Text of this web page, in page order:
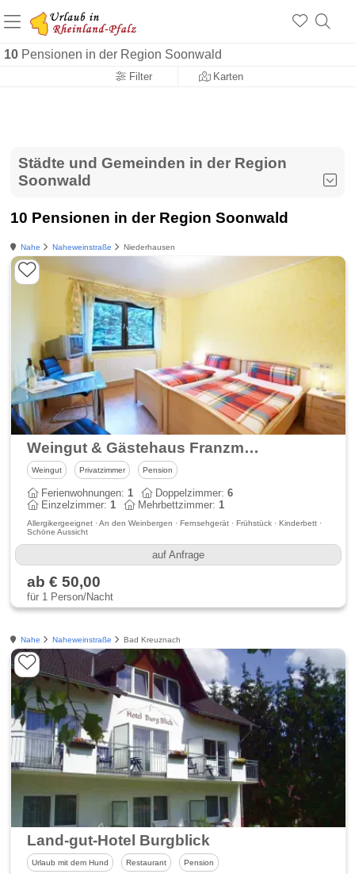
10 Pensionen in der Region Soonwald
Filter Karten
+1.500 Unterkünfte in Rheinland-Pfalz
+1.000 Sehenswürdigkeiten
Städte und Gemeinden in der Region
Soonwald
10 Pensionen in der Region Soonwald
Nahe Naheweinstraße Niederhausen
Weingut & Gästehaus Franzmann - Naheweinstraße
Weingut Privatzimmer Pension
Ferienwohnungen:1 Doppelzimmer:6
Einzelzimmer:1 Mehrbettzimmer:1
Allergikergeeignet · An den Weinbergen · Fernsehgerät · Frühstück · Kinderbett ·
Schöne Aussicht
auf Anfrage
ab € 50,00
für 1 Person/Nacht
Nahe Naheweinstraße Bad Kreuznach
Land-gut-Hotel Burgblick
Urlaub mit dem Hund Restaurant Pension